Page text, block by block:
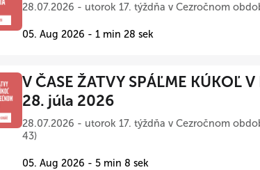
28.07.2026 - utorok 17. týždňa v Cezročnom
05. Aug 2026 - 1 min 28 sek
V ČASE ŽATVY SPÁĽME KÚKOĽ
28. júla 2026
28.07.2026 - utorok 17. týždňa v Cezročnom
43)
05. Aug 2026 - 5 min 8 sek